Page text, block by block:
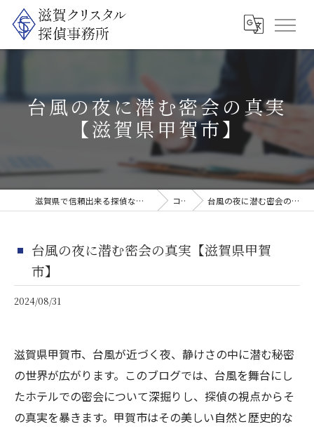
台風の夜に潜む密会の真実
【滋賀県甲賀市】
滋賀県で信頼出来る探偵なら滋賀クリスタル探偵事務所 コラム 台風の夜に潜む密会の真実【滋賀県甲賀市】
台風の夜に潜む密会の真実【滋賀県甲賀
市】
2024/08/31
滋賀県甲賀市、台風が近づく夜、静けさの中に潜む秘密
の世界が広がります。このブログでは、台風を舞台にし
たホテルでの密会について深掘りし、探偵の視点からそ
の真実を暴きます。甲賀市はその美しい自然と歴史的な